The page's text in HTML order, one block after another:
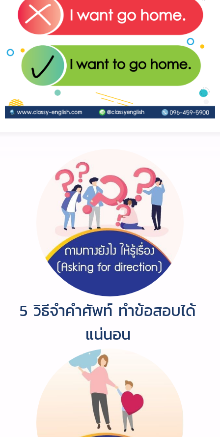
5 วิธีจำคำศัพท์ ทำข้อสอบได้
แน่นอน